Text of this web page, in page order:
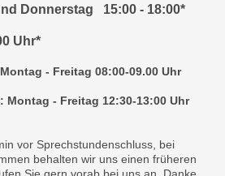
Donnerstag 15:00 - 18:00*
Uhr*
- Freitag 08:00-09.00 Uhr
- Freitag 12:30-13:00 Uhr
vor Sprechstundenschluss, bei
behalten wir uns einen früheren